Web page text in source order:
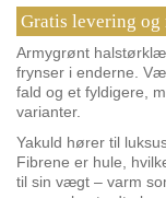
Gratis levering og
Armygrønt
frynser i enderne.
fald og et fyldigere,
varianter.
Yakuld hører til
Fibrene er hule,
til sin vægt – varm